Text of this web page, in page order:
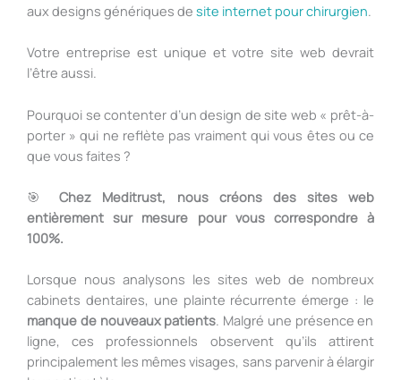
aux designs génériques de site internet pour chirurgien.
Votre entreprise est unique et votre site web devrait
l’être aussi.
Pourquoi se contenter d’un design de site web « prêt-à-
porter » qui ne reflète pas vraiment qui vous êtes ou ce
que vous faites ?
🎯Chez Meditrust, nous créons des sites web
entièrement sur mesure pour vous correspondre à
100%.
Lorsque nous analysons les sites web de nombreux
cabinets dentaires, une plainte récurrente émerge : le
manque de nouveaux patients. Malgré une présence en
ligne, ces professionnels observent qu’ils attirent
principalement les mêmes visages, sans parvenir à élargir